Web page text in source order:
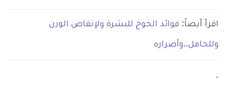
اقرأ أيضاً: فوائد الخوخ للبشرة ولإنقاص الوزن
وللحامل..وأضراره
.